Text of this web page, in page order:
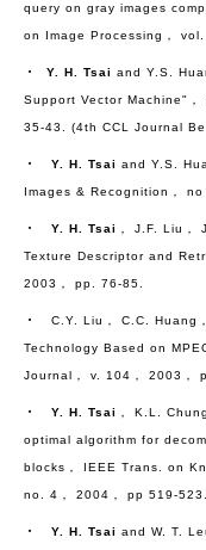
query on gray images
on Image Processing，
‧ Y. H. Tsai and Y.S.
Support Vector Machine"，
35-43. (4th CCL Journal
‧ Y. H. Tsai and Y.S.
Images & Recognition，
‧ Y. H. Tsai ， J.F. Liu，
Texture Descriptor and
2003， pp. 76-85.
‧ C.Y. Liu， C.C. Huang
Technology Based on
Journal， v. 104， 2003，
‧ Y. H. Tsai ， K.L.
optimal algorithm for
blocks， IEEE Trans. on
no. 4， 2004， pp 519-
‧ Y. H. Tsai and W. T.